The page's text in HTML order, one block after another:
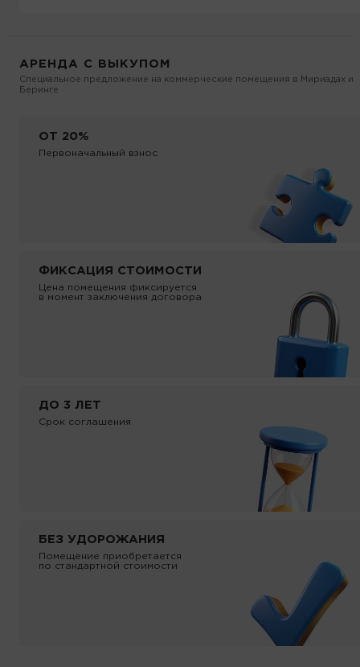
АРЕНДА С ВЫКУПОМ
Специальное предложение на коммерческие помещения в Мириадах и
Беринге
ОТ 20%
Первоначальный взнос
ФИКСАЦИЯ СТОИМОСТИ
Цена помещения фиксируется
в момент заключения договора
ДО 3 ЛЕТ
Срок соглашения
БЕЗ УДОРОЖАНИЯ
Помещение приобретается
по стандартной стоимости